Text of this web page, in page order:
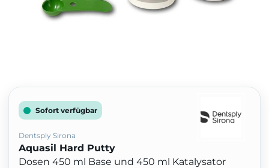
Sofort verfügbar
Dentsply Sirona
Aquasil Hard Putty
Dosen 450 ml Base und 450 ml Katalysator